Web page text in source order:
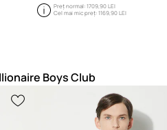
Preț normal: 1709,90 LEI
Cel mai mic preț: 1169,90 LEI
Boys Club